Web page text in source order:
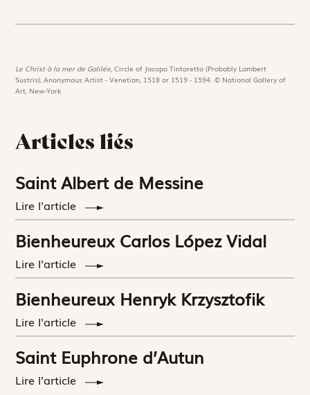
Le Christ à la mer de Galilée,Circle of Jacopo Tintoretto (Probably Lambert
Sustris), Anonymous Artist - Venetian, 1518 or 1519 - 1594. © National Gallery of
Art, New-York
Articles liés
Saint Albert de Messine
Lire l'article
Bienheureux Carlos López Vidal
Lire l'article
Bienheureux Henryk Krzysztofik
Lire l'article
Saint Euphrone d’Autun
Lire l'article